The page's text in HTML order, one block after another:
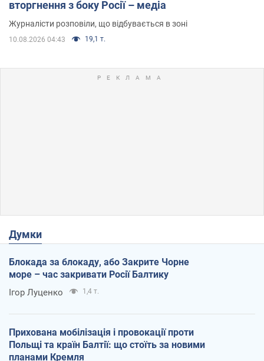
вторгнення з боку Росії – медіа
Журналісти розповіли, що відбувається в зоні
10.08.2026 04:43 19,1 т.
Думки
Блокада за блокаду, або Закрите Чорне
море – час закривати Росії Балтику
Ігор Луценко 1,4 т.
Прихована мобілізація і провокації проти
Польщі та країн Балтії: що стоїть за новими
планами Кремля